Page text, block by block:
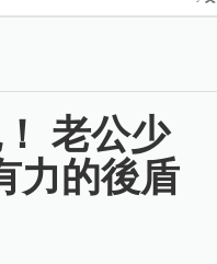
老公少
力的後盾